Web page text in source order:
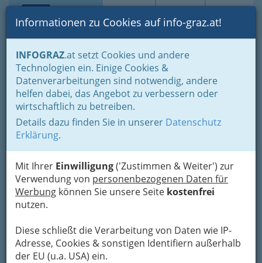
Suche Login Toggle
Informationen zu Cookies auf info-graz.at!
INFOGRAZ.at setzt Cookies und andere
Technologien ein. Einige Cookies &
Datenverarbeitungen sind notwendig, andere
helfen dabei, das Angebot zu verbessern oder
wirtschaftlich zu betreiben.
Details dazu finden Sie in unserer Datenschutz
Erklärung.
Mit Ihrer Einwilligung('Zustimmen & Weiter') zur
Verwendung von personenbezogenen Daten für
Werbung können Sie unsere Seite kostenfrei
nutzen.
Diese schließt die Verarbeitung von Daten wie IP-
Adresse, Cookies & sonstigen Identifiern außerhalb
der EU (u.a. USA) ein.
Home Branchen
Klinik Judendorf-Straßengel
Grazer Straße 15, 8111 Judendorf
+43 3124 905 20
Karte
Adresse mit Google Maps anschauen
Kontaktaufnahme